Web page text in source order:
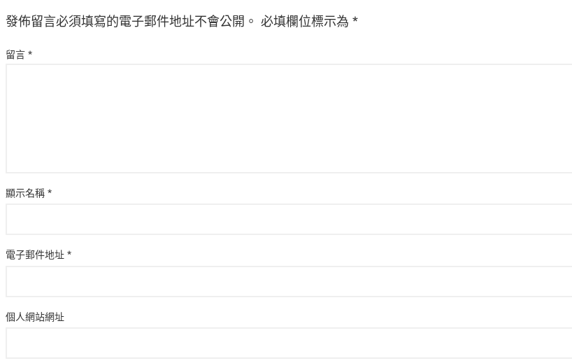
發佈留言必須填寫的電子郵件地址不會公開。 必填欄位標示為 *
留言 *
顯示名稱 *
電子郵件地址 *
個人網站網址